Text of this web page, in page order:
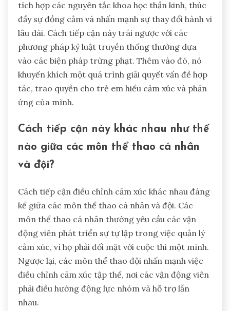
tích hợp các nguyên tắc khoa học thần kinh, thúc
đẩy sự đồng cảm và nhấn mạnh sự thay đổi hành vi
lâu dài. Cách tiếp cận này trái ngược với các
phương pháp kỷ luật truyền thống thường dựa
vào các biện pháp trừng phạt. Thêm vào đó, nó
khuyến khích một quá trình giải quyết vấn đề hợp
tác, trao quyền cho trẻ em hiểu cảm xúc và phản
ứng của mình.
Cách tiếp cận này khác nhau như thế
nào giữa các môn thể thao cá nhân
và đội?
Cách tiếp cận điều chỉnh cảm xúc khác nhau đáng
kể giữa các môn thể thao cá nhân và đội. Các
môn thể thao cá nhân thường yêu cầu các vận
động viên phát triển sự tự lập trong việc quản lý
cảm xúc, vì họ phải đối mặt với cuộc thi một mình.
Ngược lại, các môn thể thao đội nhấn mạnh việc
điều chỉnh cảm xúc tập thể, nơi các vận động viên
phải điều hướng động lực nhóm và hỗ trợ lẫn
nhau.